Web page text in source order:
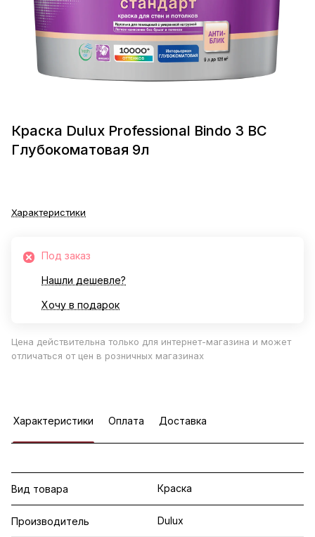
Краска Dulux Professional Bindo 3 BС
Глубокоматовая 9л
Характеристики
Под заказ
Нашли дешевле?
Хочу в подарок
Цена действительна только для интернет-магазина и может
отличаться от цен в розничных магазинах
Характеристики Оплата Доставка
Вид товара Краска
Производитель Dulux